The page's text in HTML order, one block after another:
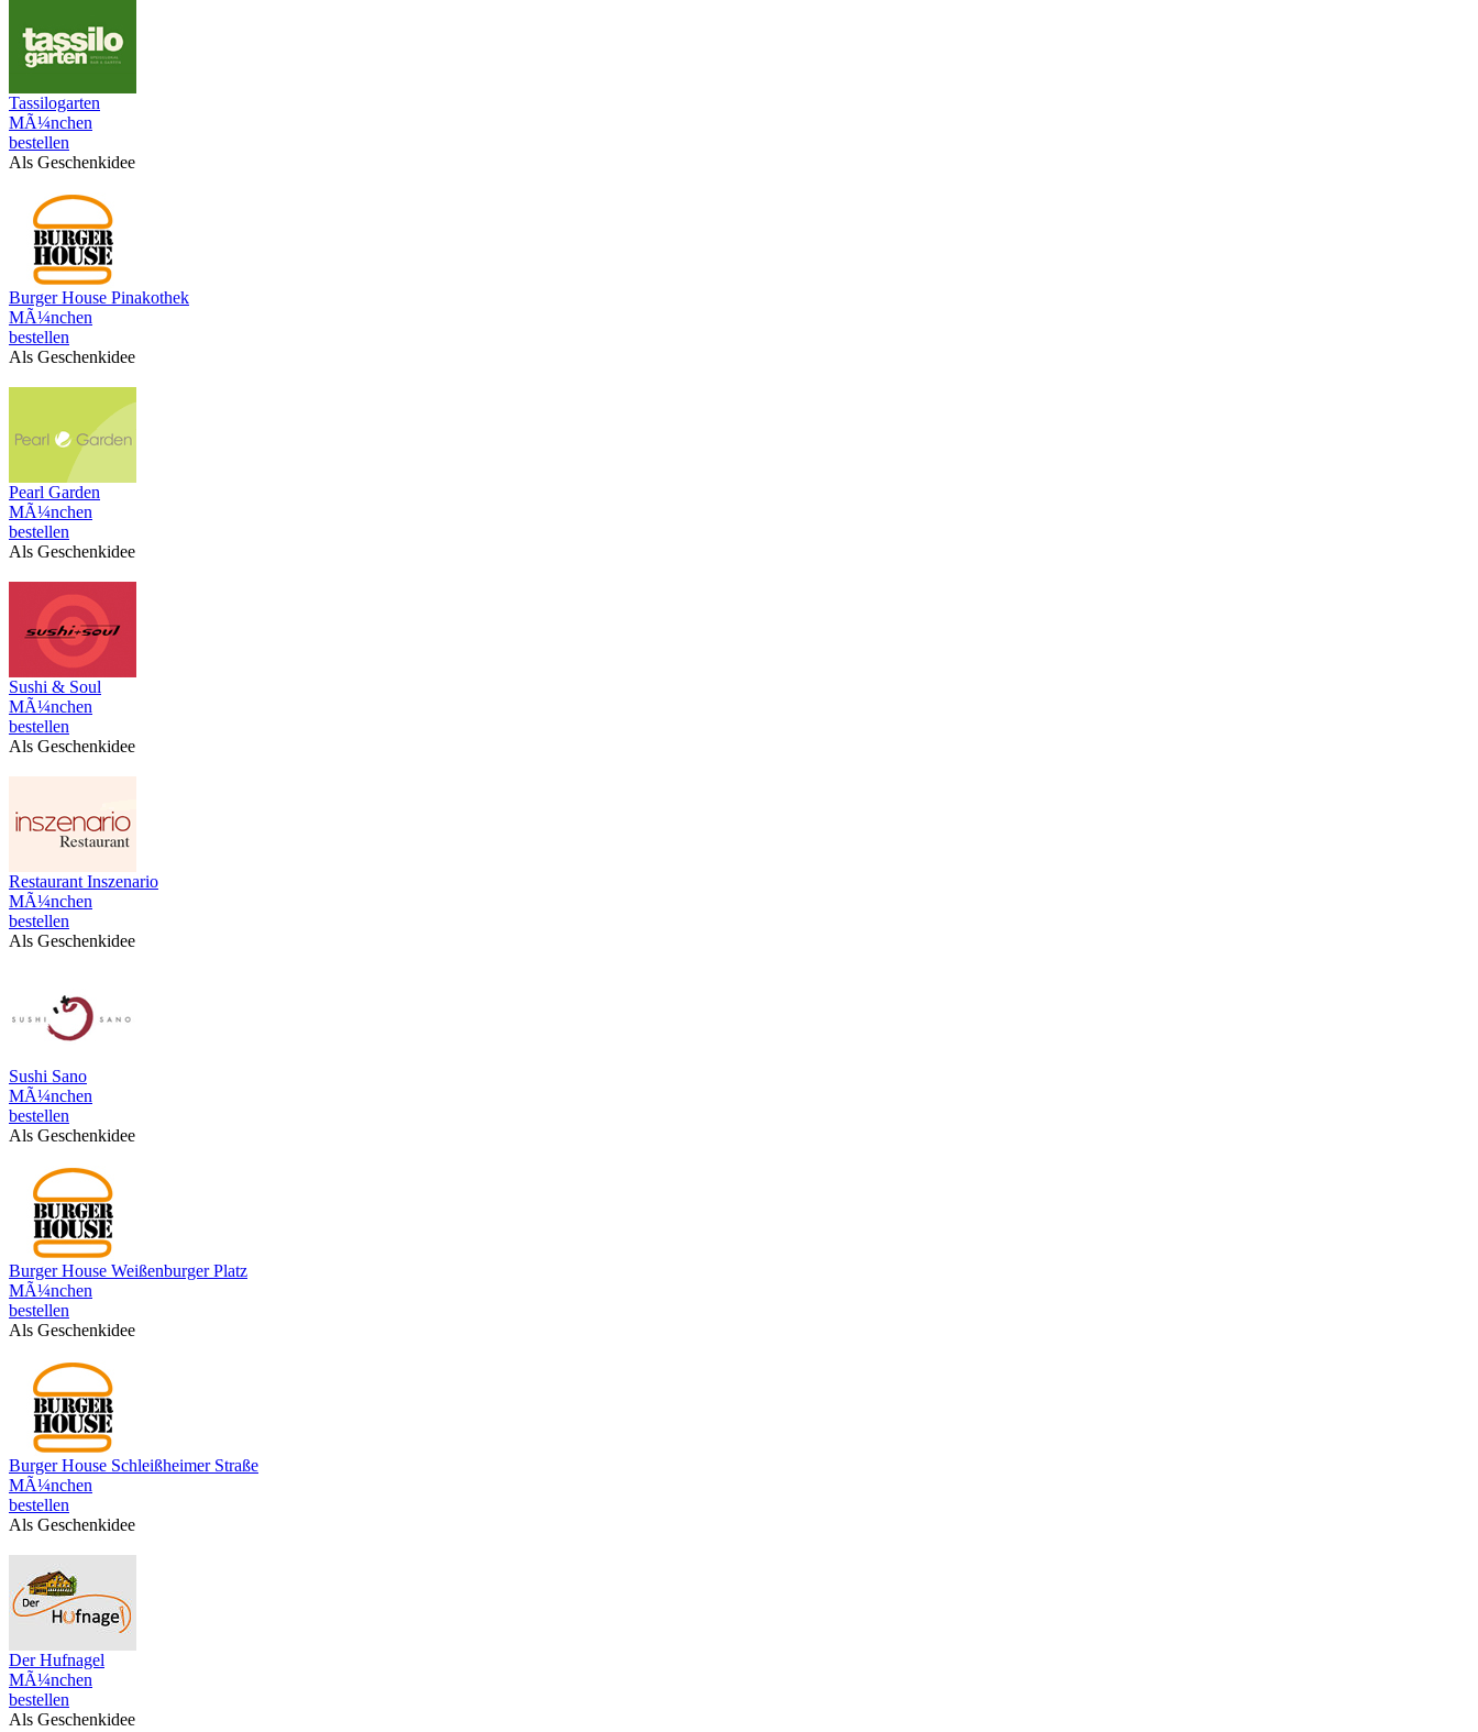
Tassilogarten
MÃ¼nchen
bestellen
Als Geschenkidee
Burger House Pinakothek
MÃ¼nchen
bestellen
Als Geschenkidee
Pearl Garden
MÃ¼nchen
bestellen
Als Geschenkidee
Sushi & Soul
MÃ¼nchen
bestellen
Als Geschenkidee
Restaurant Inszenario
MÃ¼nchen
bestellen
Als Geschenkidee
Sushi Sano
MÃ¼nchen
bestellen
Als Geschenkidee
Burger House Weißenburger Platz
MÃ¼nchen
bestellen
Als Geschenkidee
Burger House Schleißheimer Straße
MÃ¼nchen
bestellen
Als Geschenkidee
Der Hufnagel
MÃ¼nchen
bestellen
Als Geschenkidee